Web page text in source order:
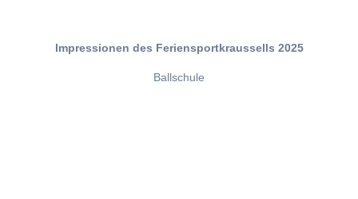
Impressionen des Feriensportkraussells 2025
Ballschule